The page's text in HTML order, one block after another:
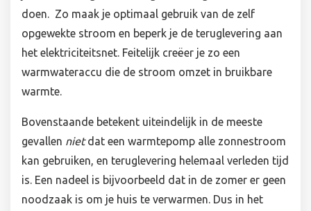
doen. Zo maak je optimaal gebruik van de zelf
opgewekte stroom en beperk je de teruglevering aan
het elektriciteitsnet. Feitelijk creëer je zo een
warmwateraccu die de stroom omzet in bruikbare
warmte.
Bovenstaande betekent uiteindelijk in de meeste
gevallen nietdat een warmtepomp alle zonnestroom
kan gebruiken, en teruglevering helemaal verleden tijd
is. Een nadeel is bijvoorbeeld dat in de zomer er geen
noodzaak is om je huis te verwarmen. Dus in het